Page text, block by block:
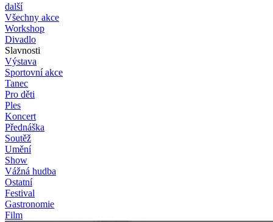
další
Všechny akce
Workshop
Divadlo
Slavnosti
Výstava
Sportovní akce
Tanec
Pro děti
Ples
Koncert
Přednáška
Soutěž
Umění
Show
Vážná hudba
Ostatní
Festival
Gastronomie
Film